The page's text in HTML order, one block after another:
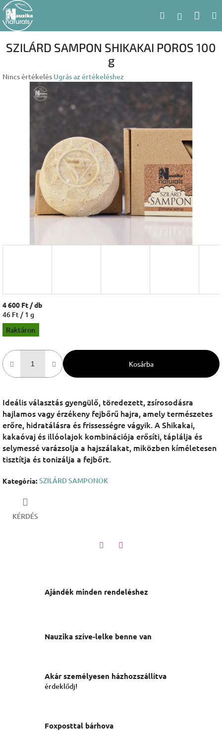
Ugrás
fő
tartalomhoz
Keresés
SZILÁRD SAMPON SHIKAKAI POROS 100
g
A
Nincs értékelés Ugrás az értékeléshez
4 600 Ft / db
Egységár:
46 Ft / 1 g
Raktáron
Kosárba
Ideális választás gyengülő, töredezett, zsírosodásra
hajlamos vagy érzékeny fejbőrű hajra, amely természetes
erőre, hidratálásra és frissességre vágyik. A Shikakai,
kakaóvaj és illóolajok kombinációja erősíti, táplálja és
selymessé varázsolja a hajszálakat, miközben kíméletesen
tisztítja és tonizálja a fejbőrt.
Kategória: SZILÁRD SAMPONOK
KÉRDÉS
Ajándék minden rendeléshez
Nauzika szíve-lelke benne van
Akár személyesen házhozszállítva
érdeklődj!
Foxposttal bárhova